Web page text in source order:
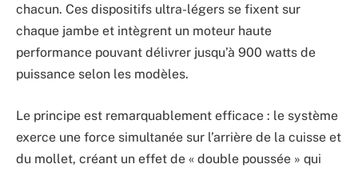
chacun. Ces dispositifs ultra-légers se fixent sur
chaque jambe et intègrent un moteur haute
performance pouvant délivrer jusqu’à 900 watts de
puissance selon les modèles.
Le principe est remarquablement efficace : le système
exerce une force simultanée sur l’arrière de la cuisse et
du mollet, créant un effet de « double poussée » qui